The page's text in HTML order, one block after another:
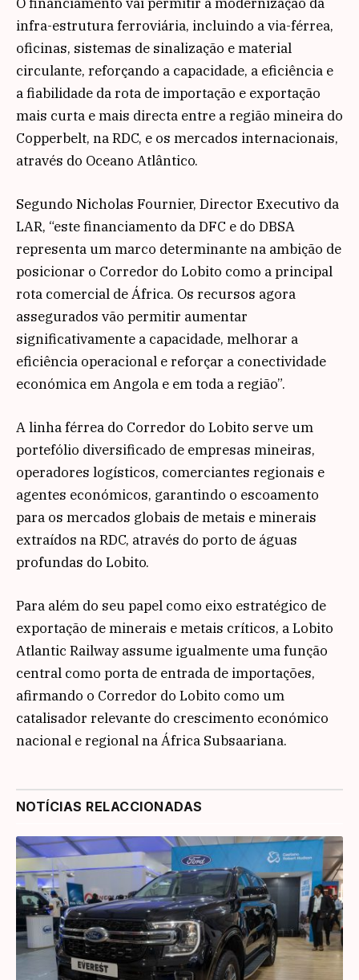
infra-estrutura ferroviária, incluindo a via-férrea,
oficinas, sistemas de sinalização e material
circulante, reforçando a capacidade, a eficiência e
a fiabilidade da rota de importação e exportação
mais curta e mais directa entre a região mineira do
Copperbelt, na RDC, e os mercados internacionais,
através do Oceano Atlântico.
Segundo Nicholas Fournier, Director Executivo da
LAR, “este financiamento da DFC e do DBSA
representa um marco determinante na ambição de
posicionar o Corredor do Lobito como a principal
rota comercial de África. Os recursos agora
assegurados vão permitir aumentar
significativamente a capacidade, melhorar a
eficiência operacional e reforçar a conectividade
económica em Angola e em toda a região”.
A linha férrea do Corredor do Lobito serve um
portefólio diversificado de empresas mineiras,
operadores logísticos, comerciantes regionais e
agentes económicos, garantindo o escoamento
para os mercados globais de metais e minerais
extraídos na RDC, através do porto de águas
profundas do Lobito.
Para além do seu papel como eixo estratégico de
exportação de minerais e metais críticos, a Lobito
Atlantic Railway assume igualmente uma função
central como porta de entrada de importações,
afirmando o Corredor do Lobito como um
catalisador relevante do crescimento económico
nacional e regional na África Subsaariana.
NOTÍCIAS RELACCIONADAS